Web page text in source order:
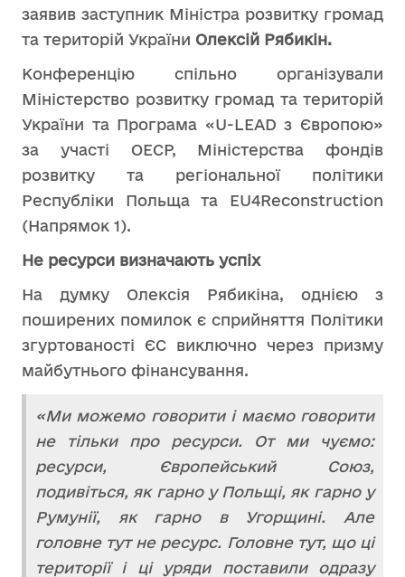
заявив заступник Міністра розвитку громад
та територій України Олексій Рябикін.
Конференцію спільно організували
Міністерство розвитку громад та територій
України та Програма «U-LEAD з Європою»
за участі ОЕСР, Міністерства фондів
розвитку та регіональної політики
Республіки Польща та EU4Reconstruction
(Напрямок 1).
Не ресурси визначають успіх
На думку Олексія Рябикіна, однією з
поширених помилок є сприйняття Політики
згуртованості ЄС виключно через призму
майбутнього фінансування.
«Ми можемо говорити і маємо говорити
не тільки про ресурси. От ми чуємо:
ресурси, Європейський Союз,
подивіться, як гарно у Польщі, як гарно у
Румунії, як гарно в Угорщині. Але
головне тут не ресурс. Головне тут, що ці
території і ці уряди поставили одразу